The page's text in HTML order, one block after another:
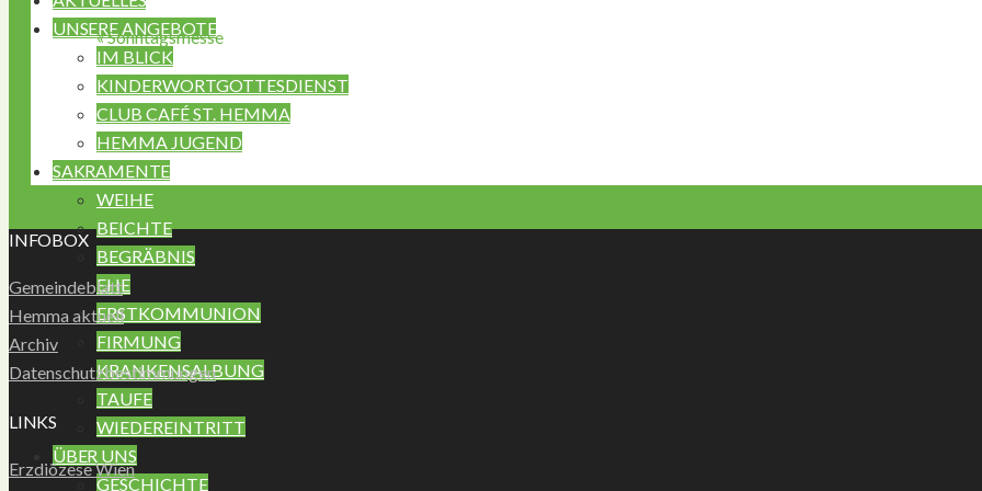
UNSERE ANGEBOTE
IM BLICK
KINDERWORTGOTTESDIENST
CLUB CAFÉ ST. HEMMA
HEMMA JUGEND
SAKRAMENTE
WEIHE
BEICHTE
BEGRÄBNIS
EHE
ERSTKOMMUNION
FIRMUNG
KRANKENSALBUNG
TAUFE
WIEDEREINTRITT
ÜBER UNS
GESCHICHTE
«Sonntagsmesse
INFOBOX
Gemeindeblatt
Hemma aktuell
Archiv
Datenschutzbestimmungen
LINKS
Erzdiözese Wien